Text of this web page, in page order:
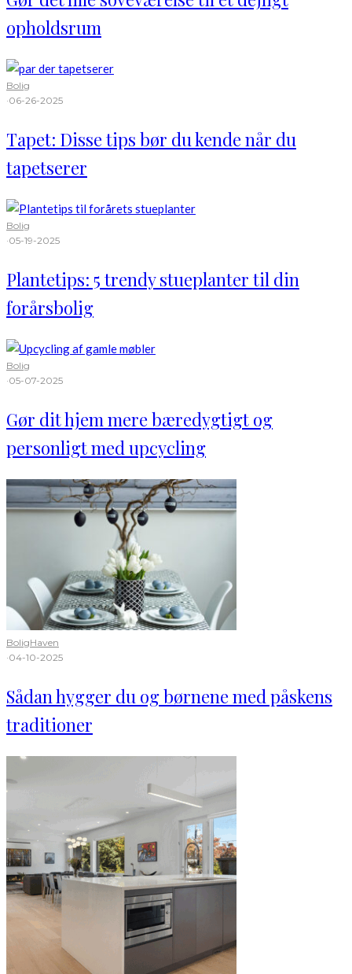
opholdsrum
Bolig
·06-26-2025
Tapet: Disse tips bør du kende når du
tapetserer
Bolig
·05-19-2025
Plantetips: 5 trendy stueplanter til din
forårsbolig
Bolig
·05-07-2025
Gør dit hjem mere bæredygtigt og
personligt med upcycling
BoligHaven
·04-10-2025
Sådan hygger du og børnene med påskens
traditioner